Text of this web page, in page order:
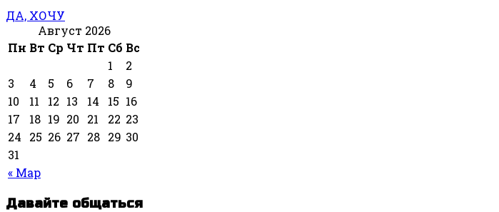
ДА, ХОЧУ
Август 2026
Пн Вт Ср Чт Пт Сб Вс
« Мар
1
2
3
4 5 6 7 8
9
10
11 12 13 14 15 16
17
18 19 20 21 22 23
24
25 26 27 28 29 30
31
Давайте общаться